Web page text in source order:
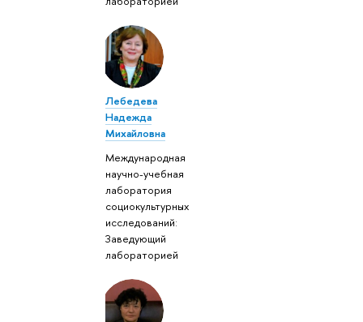
Лебедева
Надежда
Михайловна
Международная
научно-учебная
лаборатория
социокультурных
исследований:
Заведующий
лабораторией